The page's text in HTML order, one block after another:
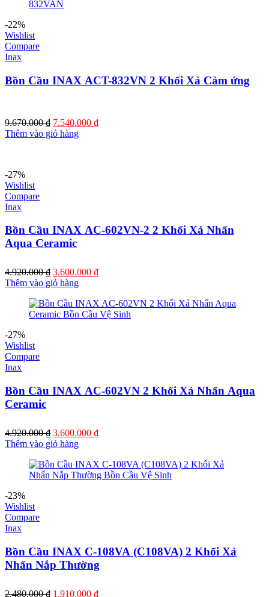
-22%
Wishlist
Compare
Inax
Bồn Cầu INAX ACT-832VN 2 Khối Xả Cảm ứng
9.670.000₫ 7.540.000 ₫
Thêm vào giỏ hàng
-27%
Wishlist
Compare
Inax
Bồn Cầu INAX AC-602VN-2 2 Khối Xả Nhấn
Aqua Ceramic
4.920.000₫ 3.600.000 ₫
Thêm vào giỏ hàng
-27%
Wishlist
Compare
Inax
Bồn Cầu INAX AC-602VN 2 Khối Xả Nhấn Aqua
Ceramic
4.920.000₫ 3.600.000 ₫
Thêm vào giỏ hàng
-23%
Wishlist
Compare
Inax
Bồn Cầu INAX C-108VA (C108VA) 2 Khối Xả
Nhấn Nắp Thường
2.480.000₫ 1.910.000 ₫